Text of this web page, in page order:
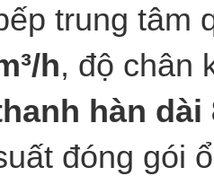
trung tâm
h, độ chân
hàn dài
đóng gói